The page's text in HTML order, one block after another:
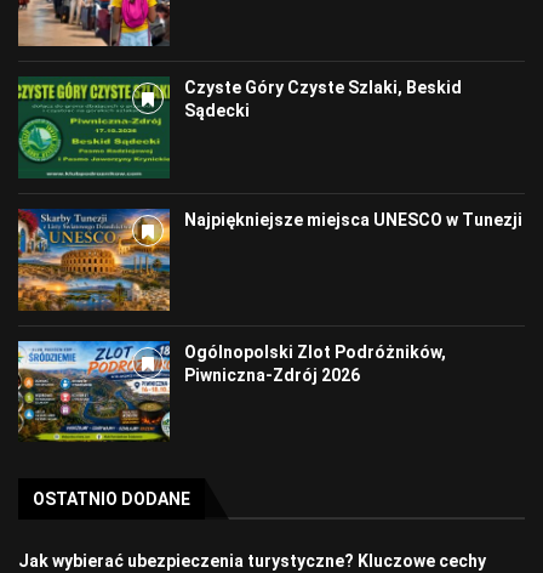
Czyste Góry Czyste Szlaki, Beskid
Sądecki
Najpiękniejsze miejsca UNESCO w Tunezji
Ogólnopolski Zlot Podróżników,
Piwniczna-Zdrój 2026
OSTATNIO DODANE
Jak wybierać ubezpieczenia turystyczne? Kluczowe cechy